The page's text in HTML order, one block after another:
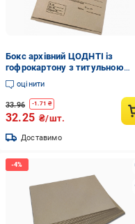
Бокс архівний ЦОДНТІ із
гофрокартону з титульною
сторінкою 40 мм 323х228 мм
(PАGК-А4-Т-40-5)
оцінити
33.96 -1.71 ₴
32.25 ₴/шт.
Доставимо